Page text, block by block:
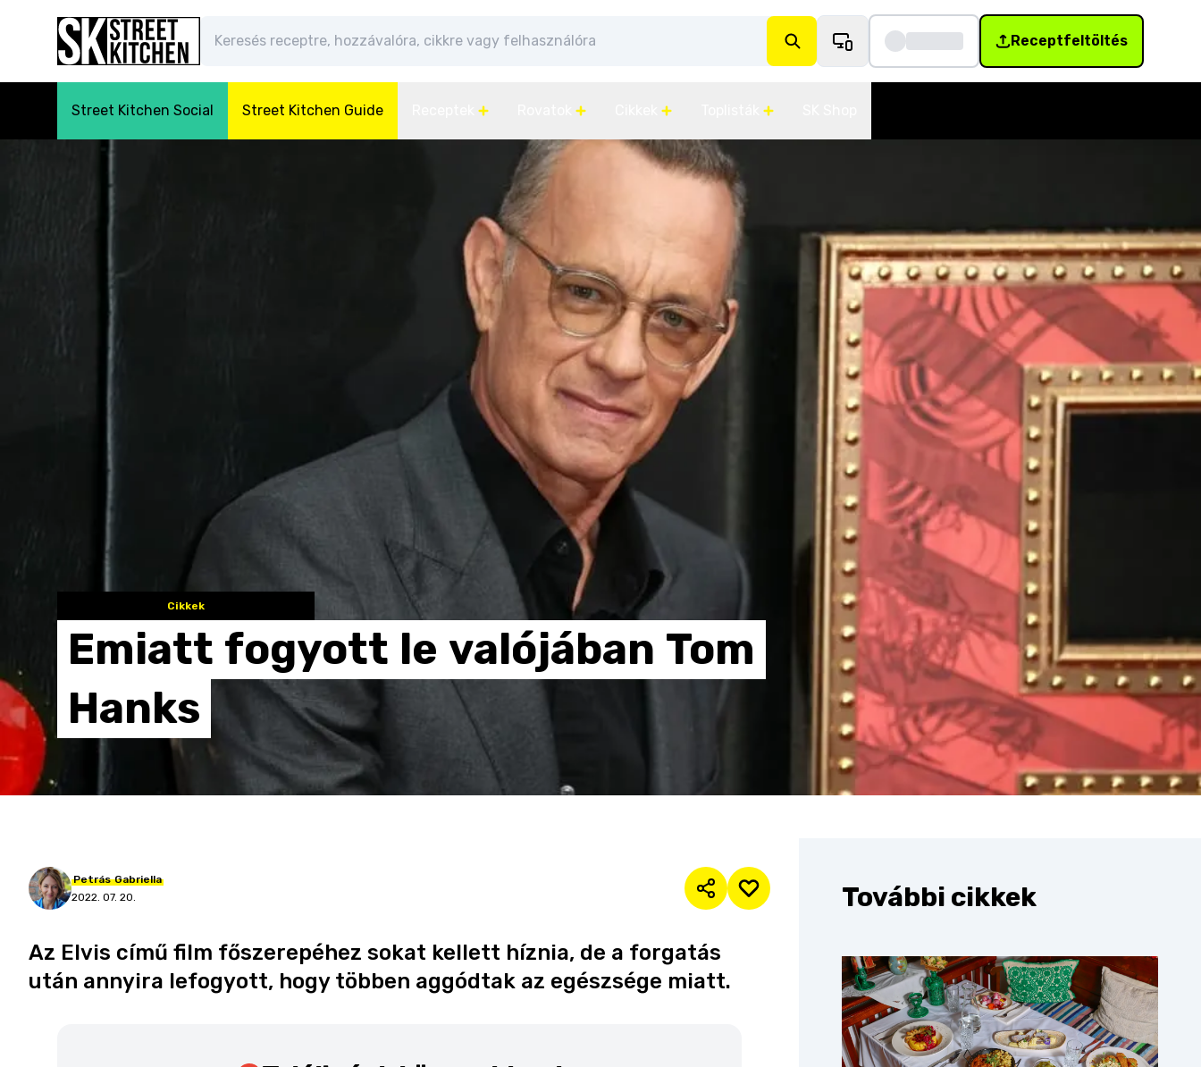
Receptfeltöltés
Street Kitchen Social Street Kitchen Guide
Cikkek
Emiatt fogyott le valójában Tom
Hanks
Petrás Gabriella
2022. 07. 20.
Az Elvis című film főszerepéhez sokat kellett híznia, de a forgatás
után annyira lefogyott, hogy többen aggódtak az egészsége miatt.
További cikkek